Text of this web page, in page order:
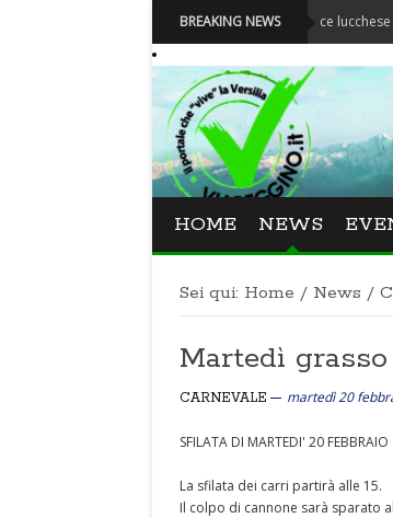
BREAKING NEWS
Festival La Versiliana - La direttrice lucchese Beatrice
HOME NEWS
Sei qui: Home / News /
Martedì
CARNEVALE martedì 20
SFILATA DI MARTEDI' 20 FEBBRAIO
La sfilata dei carri partirà alle 15.
Il colpo di cannone sarà sparato